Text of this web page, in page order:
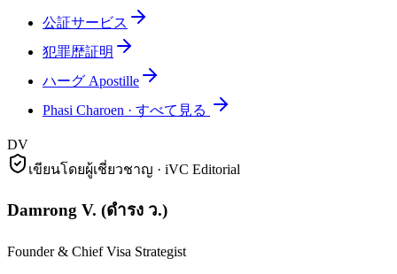
公証サービス
犯罪歴証明
ハーグ Apostille
Phasi Charoen · すべて見る
DV
เขียนโดยผู้เชี่ยวชาญ · iVC Editorial
Damrong V. (ดำรง ว.)
Founder & Chief Visa Strategist